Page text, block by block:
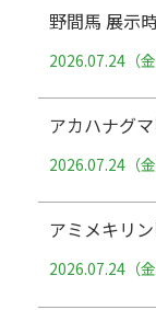
野間馬 展示
2026.07.24（金
アカハナグ
2026.07.24（金
アミメキリ
2026.07.24（金